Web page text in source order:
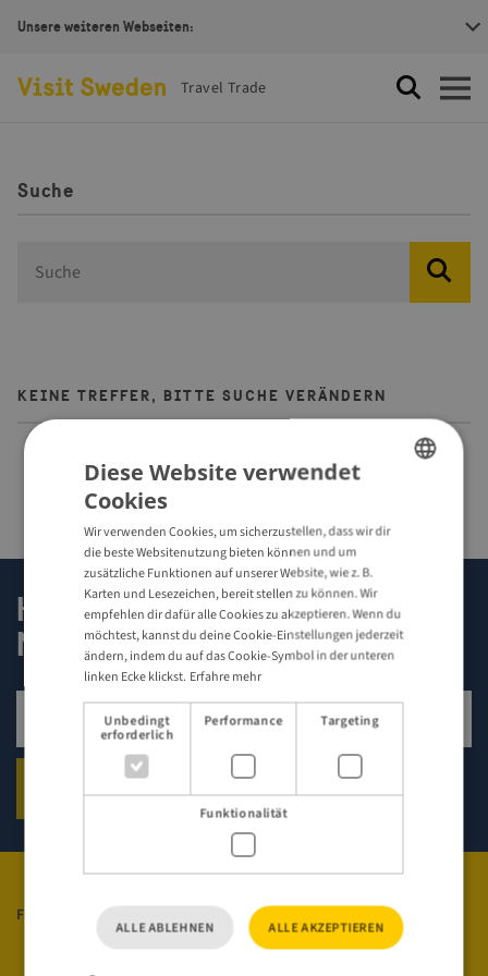
Unsere weiteren Webseiten:
Visit Sweden Logotype
Travel Trade Suche Öffnen
Suche
KEINE TREFFER, BITTE SUCHE VERÄNDERN
Hier zum Travel Trade
Newsletter anmelden
Sign up for newsletter
FOLGEN SIE UNS
Visit Sweden auf FacebookVisit Sweden auf InstagramVisit Sweden auf YouTube
GERMAN
Diese Website verwendet
Cookies
Wir verwenden Cookies, um sicherzustellen, dass wir dir
die beste Websitenutzung bieten können und um
zusätzliche Funktionen auf unserer Website, wie z. B.
Karten und Lesezeichen, bereit stellen zu können. Wir
empfehlen dir dafür alle Cookies zu akzeptieren. Wenn du
möchtest, kannst du deine Cookie-Einstellungen jederzeit
ändern, indem du auf das Cookie-Symbol in der unteren
linken Ecke klickst. Erfahre mehr
Unbedingt
erforderlich
Performance Targeting
Funktionalität
ALLE AKZEPTIEREN
ALLE ABLEHNEN